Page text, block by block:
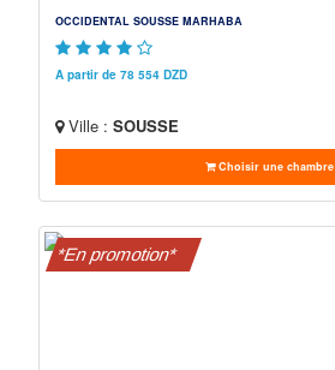
OCCIDENTAL SOUSSE MARHABA
A partir de 78 554 DZD
Ville : SOUSSE
Choisir une chambre
*En promotion*